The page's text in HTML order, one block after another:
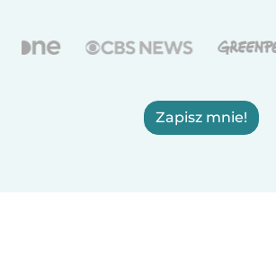
Zapisz mnie!